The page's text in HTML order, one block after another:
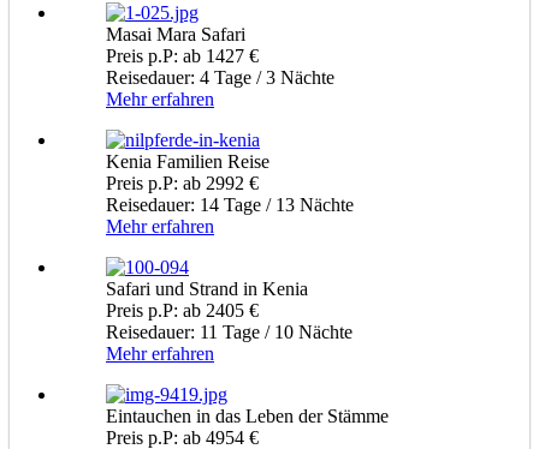
Masai Mara Safari
Preis p.P: ab 1427 €
Reisedauer: 4 Tage / 3 Nächte
Mehr erfahren
Kenia Familien Reise
Preis p.P: ab 2992 €
Reisedauer: 14 Tage / 13 Nächte
Mehr erfahren
Safari und Strand in Kenia
Preis p.P: ab 2405 €
Reisedauer: 11 Tage / 10 Nächte
Mehr erfahren
Eintauchen in das Leben der Stämme
Preis p.P: ab 4954 €